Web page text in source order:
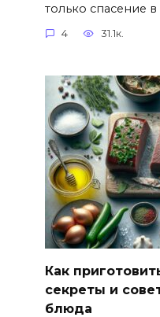
только спасение в
4 31.1к.
Как
секреты и
блюда